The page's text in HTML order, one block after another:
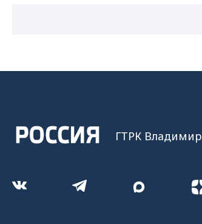
ГТРК Владимир